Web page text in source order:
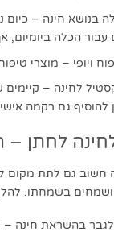
בנושא חינה –
עבור הכלה ביומיום,
ויופי – מוצרי
לחינה –
להוסיף גם רקמה
לחתן –
חשוב גם לתת מקום
בשמחתו. להלן
בהשראת חינה –